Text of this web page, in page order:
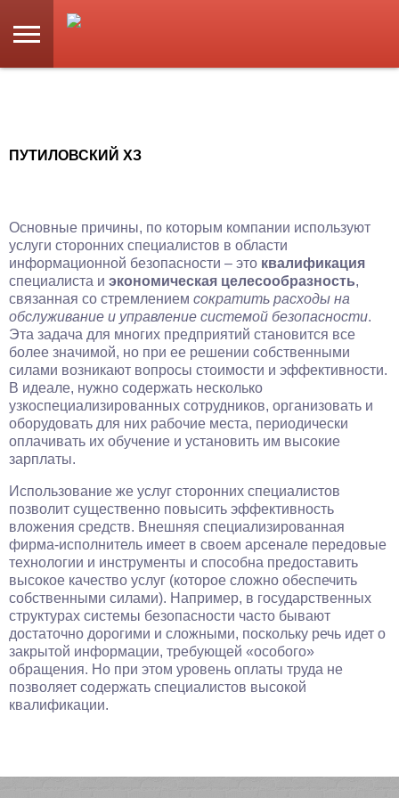
ПУТИЛОВСКИЙ ХЗ
Основные причины, по которым компании используют
услуги сторонних специалистов в области
информационной безопасности – это квалификация
специалиста и экономическая целесообразность,
связанная со стремлением сократить расходы на
обслуживание и управление системой безопасности.
Эта задача для многих предприятий становится все
более значимой, но при ее решении собственными
силами возникают вопросы стоимости и эффективности.
В идеале, нужно содержать несколько
узкоспециализированных сотрудников, организовать и
оборудовать для них рабочие места, периодически
оплачивать их обучение и установить им высокие
зарплаты.
Использование же услуг сторонних специалистов
позволит существенно повысить эффективность
вложения средств. Внешняя специализированная
фирма-исполнитель имеет в своем арсенале передовые
технологии и инструменты и способна предоставить
высокое качество услуг (которое сложно обеспечить
собственными силами). Например, в государственных
структурах системы безопасности часто бывают
достаточно дорогими и сложными, поскольку речь идет о
закрытой информации, требующей «особого»
обращения. Но при этом уровень оплаты труда не
позволяет содержать специалистов высокой
квалификации.